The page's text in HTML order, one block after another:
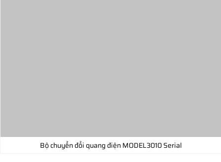
Bộ chuyển đổi quang điện MODEL3010 Serial